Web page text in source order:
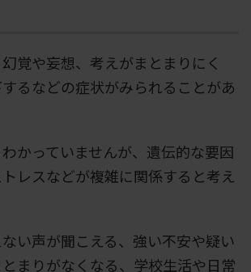
覚や妄想、考えがまとまりにく
るなどの症状がみられることがあ
かっていませんが、遺伝的な要因
レスなどが複雑に関係すると考え
い声が聞こえる、強い不安や疑い
まりがなくなる、学校生活や日常